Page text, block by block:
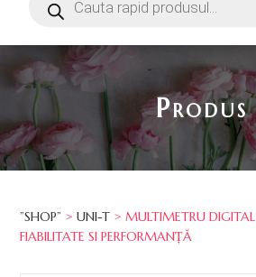
Produs
”SHOP” >UNI-T > MULTIMETRU
FIABILITATE SI PERFORMANȚĂ